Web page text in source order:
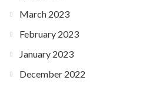
March 2023
February 2023
January 2023
December 2022